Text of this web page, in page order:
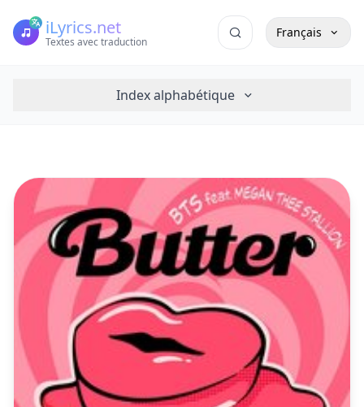
iLyrics.net
Textes avec traduction
Français
Index alphabétique